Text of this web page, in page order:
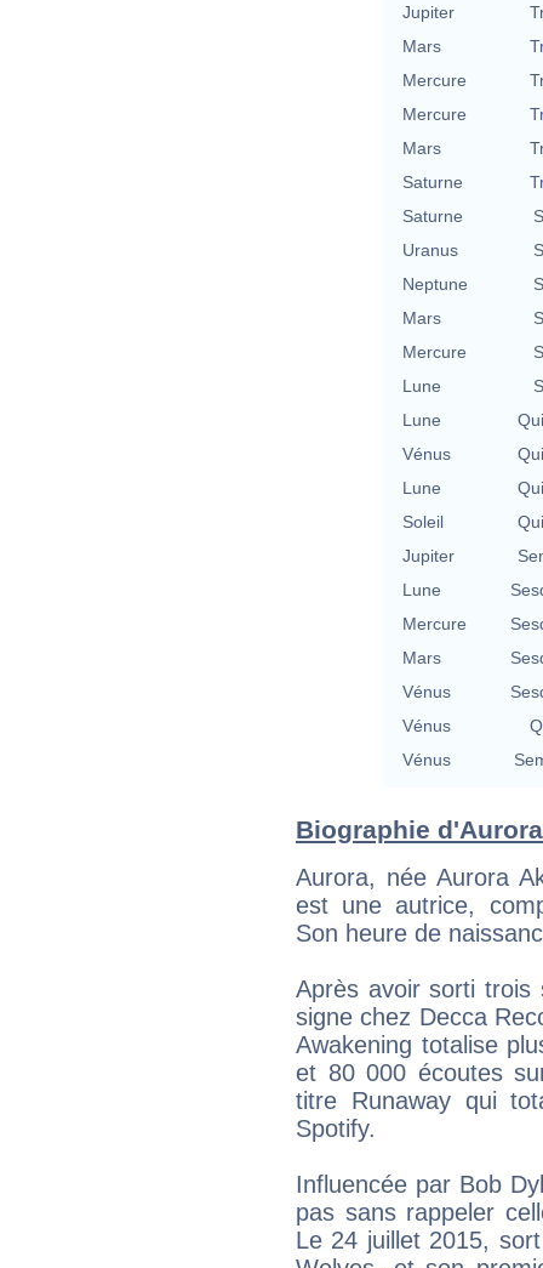
Jupiter
Mars
Mercure
Mercure
Mars
Saturne
Saturne
Uranus
Neptune
Mars
Mercure
Lune
Lune
Vénus
Lune
Soleil
Jupiter
Lune
Mercure
Mars
Vénus
Vénus
Vénus
Biographie
Aurora, née Aurora
est une autrice,
Son heure de
Après avoir sorti trois
signe chez Decca
Awakening totalise
et 80 000 écoutes
titre Runaway qui
Spotify.
Influencée par Bob
pas sans rappeler
Le 24 juillet 2015,